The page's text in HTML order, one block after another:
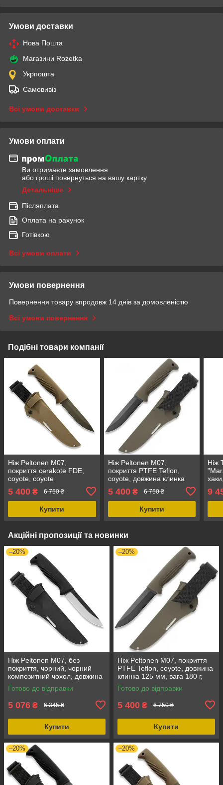
Умови доставки
Нова Пошта
Магазини Rozetka
Укрпошта
Самовивіз
Всі умови доставки
Умови оплати
Ви отримаєте замовлення
або гроші повернуться на вашу картку
Детальніше
Післяплата
Оплата на рахунок
Готівкою
Всі умови оплати
Умови повернення
Повернення товару впродовж 14 днів за домовленістю
Всі умови повернення
Подібні товари компанії
Ніж Peltonen M07,
покриття cerakote FDE,
coyote, coyote
композитний чохол, 125
мм, 180 г
5 400 ₴ 6 750 ₴
Купити
Ніж Peltonen M07,
покриття PTFE Teflon,
coyote, довжина клинка
товщина клинка 4,25 мм
5 400₴ 6 750 ₴
Купити
Ніж
9
Акційні пропозиції та новинки
–20%
Ніж Peltonen M07, без
покриття, чорний, чорний
композитний чохол, довжина
клинка 125 мм, вага 180 г
Готово до відправки
5 076 ₴ 6 345 ₴
Купити
–20%
Ніж Peltonen M07, покриття
PTFE Teflon, coyote, довжина
клинка 125 мм, вага 180 г,
товщина клинка 4,25 мм
Готово до відправки
5 400 ₴ 6 750 ₴
Купити
–20% –20%